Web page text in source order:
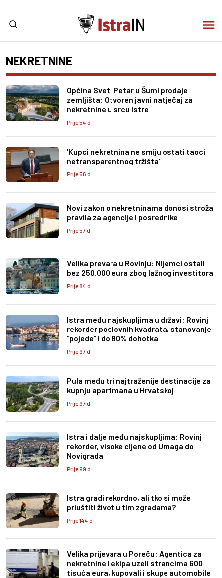
NEKRETNINE
Općina Sveti Petar u Šumi prodaje
zemljišta: Otvoren javni natječaj za
nekretnine u srcu Istre
Prije 54 d
'Kupci nekretnina ne smiju ostati taoci
netransparentnog tržišta'
Prije 56 d
Novi zakon o nekretninama donosi stroža
pravila za agencije i posrednike
Prije 57 d
Velika prevara u Rovinju: Nijemci ostali
bez 250.000 eura zbog lažnog investitora
Prije 84 d
Istra među najskupljima u državi: Rovinj
rekorder poslovnih kvadrata, stanovanje
“pojede” i do 80% dohotka
Prije 97 d
Pula među tri najtraženije destinacije za
kupnju apartmana u Hrvatskoj
Prije 97 d
Istra i dalje među najskupljima: Rovinj
rekorder, visoke cijene od Umaga do
Novigrada
Prije 99 d
Istra gradi rekordno, ali tko si može
priuštiti život u tim zgradama?
Prije 144 d
Velika prijevara u Poreču: Agentica za
nekretnine i ekipa uzeli strancima 600
tisuća eura, kupovali i skupe automobile